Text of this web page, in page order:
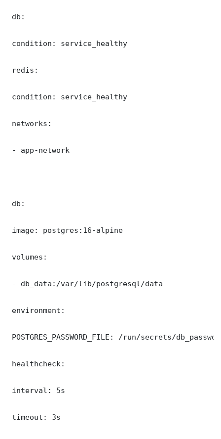
db:
condition: service_healthy
redis:
condition: service_healthy
networks:
- app-network
db:
image: postgres:16-alpine
volumes:
- db_data:/var/lib/postgresql/data
environment:
POSTGRES_PASSWORD_FILE: /run/secrets/
healthcheck:
interval: 5s
timeout: 3s